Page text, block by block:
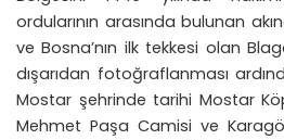
ordularının arasında bulunan
ve Bosna’nın ilk tekkesi olan
dışarıdan fotoğraflanması
Mostar şehrinde tarihi Mostar
Mehmet Paşa Camisi ve